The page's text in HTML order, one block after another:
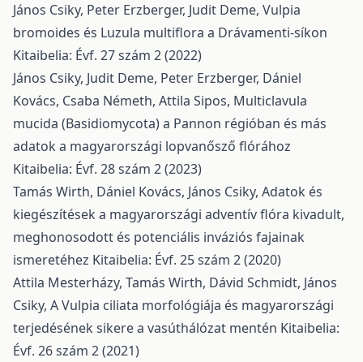
János Csiky, Peter Erzberger, Judit Deme, Vulpia
bromoides és Luzula multiflora a Drávamenti-síkon
Kitaibelia: Évf. 27 szám 2 (2022)
János Csiky, Judit Deme, Peter Erzberger, Dániel
Kovács, Csaba Németh, Attila Sipos, Multiclavula
mucida (Basidiomycota) a Pannon régióban és más
adatok a magyarországi lopvanősző flórához
Kitaibelia: Évf. 28 szám 2 (2023)
Tamás Wirth, Dániel Kovács, János Csiky, Adatok és
kiegészítések a magyarországi adventív flóra kivadult,
meghonosodott és potenciális inváziós fajainak
ismeretéhez Kitaibelia: Évf. 25 szám 2 (2020)
Attila Mesterházy, Tamás Wirth, Dávid Schmidt, János
Csiky, A Vulpia ciliata morfológiája és magyarországi
terjedésének sikere a vasúthálózat mentén Kitaibelia:
Évf. 26 szám 2 (2021)